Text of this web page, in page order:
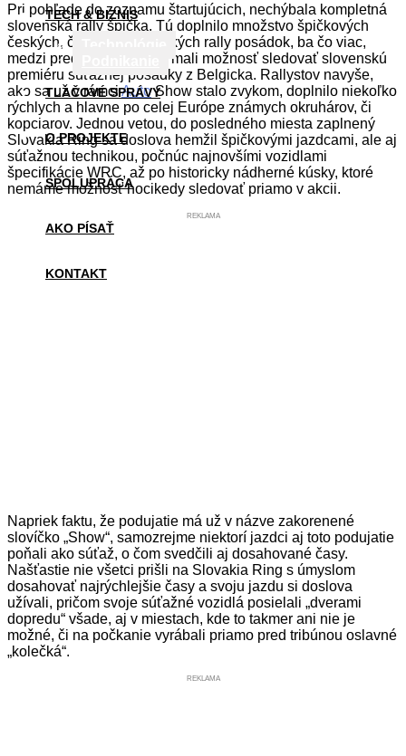
TECH & BIZNIS
TLAČOVÉ SPRÁVY
O PROJEKTE
SPOLUPRÁCA
AKO PÍSAŤ
KONTAKT
Pri pohľade do zoznamu štartujúcich, nechýbala kompletná
slovenská rally špička. Tú doplnilo množstvo špičkových
českých, či zopár maďarských rally posádok, ba čo viac,
medzi predjazdcami sme mali možnosť sledovať slovenskú
premiéru súťažnej posádky z Belgicka. Rallystov navyše,
ako sa už v rámciAutoShow stalo zvykom, doplnilo niekoľko
rýchlych a hlavne po celej Európe známych okruhárov, či
kopciarov. Jednou vetou, do posledného miesta zaplnený
Slovakia Ring sa doslova hemžil špičkovými jazdcami, ale aj
súťažnou technikou, počnúc najnovšími vozidlami
špecifikácie WRC, až po historicky nádherné kúsky, ktoré
nemáme možnosť hocikedy sledovať priamo v akcii.
REKLAMA
Napriek faktu, že podujatie má už v názve zakorenené
slovíčko „Show“, samozrejme niektorí jazdci aj toto podujatie
poňali ako súťaž, o čom svedčili aj dosahované časy.
Našťastie nie všetci prišli na Slovakia Ring s úmyslom
dosahovať najrýchlejšie časy a svoju jazdu si doslova
užívali, pričom svoje súťažné vozidlá posielali „dverami
dopredu“ všade, aj v miestach, kde to takmer ani nie je
možné, či na počkanie vyrábali priamo pred tribúnou oslavné
„kolečká“.
REKLAMA